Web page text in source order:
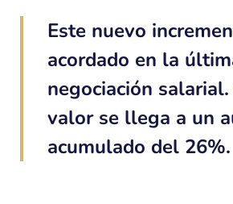
Este nuevo
acordado en la
negociación
valor se llega a un
acumulado del 26%.